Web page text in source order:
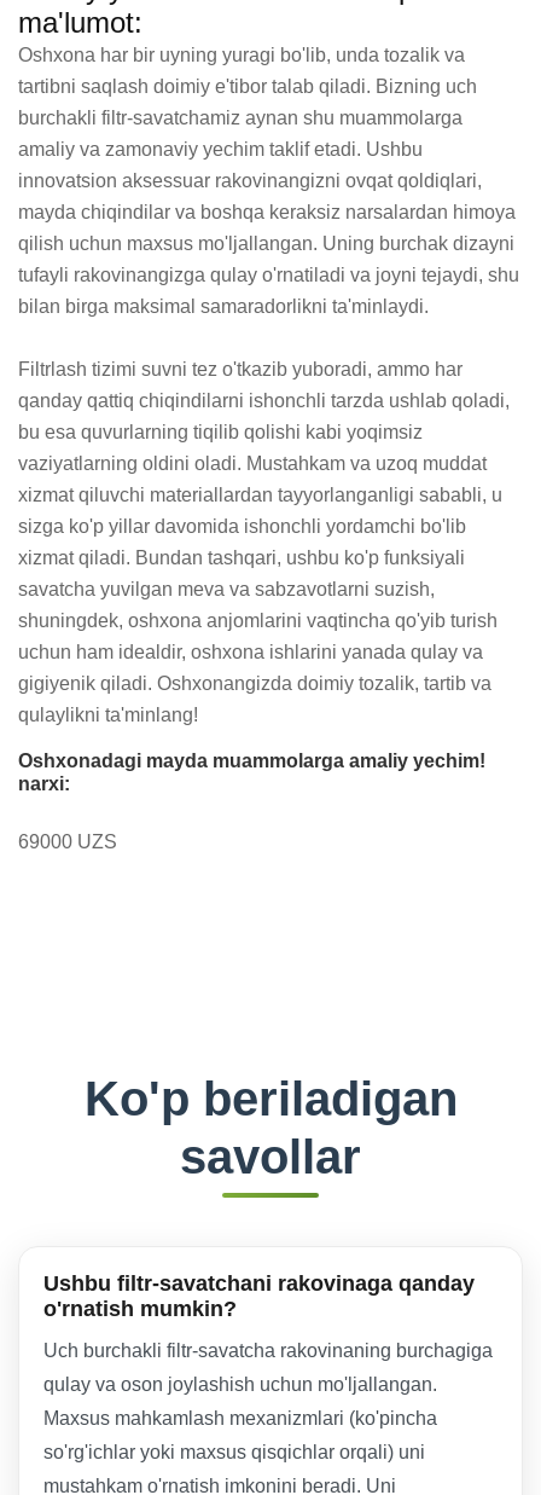
ma'lumot:
Oshxona har bir uyning yuragi bo'lib, unda tozalik va
tartibni saqlash doimiy e'tibor talab qiladi. Bizning uch
burchakli filtr-savatchamiz aynan shu muammolarga
amaliy va zamonaviy yechim taklif etadi. Ushbu
innovatsion aksessuar rakovinangizni ovqat qoldiqlari,
mayda chiqindilar va boshqa keraksiz narsalardan himoya
qilish uchun maxsus mo'ljallangan. Uning burchak dizayni
tufayli rakovinangizga qulay o'rnatiladi va joyni tejaydi, shu
bilan birga maksimal samaradorlikni ta'minlaydi.
Filtrlash tizimi suvni tez o'tkazib yuboradi, ammo har
qanday qattiq chiqindilarni ishonchli tarzda ushlab qoladi,
bu esa quvurlarning tiqilib qolishi kabi yoqimsiz
vaziyatlarning oldini oladi. Mustahkam va uzoq muddat
xizmat qiluvchi materiallardan tayyorlanganligi sababli, u
sizga ko'p yillar davomida ishonchli yordamchi bo'lib
xizmat qiladi. Bundan tashqari, ushbu ko'p funksiyali
savatcha yuvilgan meva va sabzavotlarni suzish,
shuningdek, oshxona anjomlarini vaqtincha qo'yib turish
uchun ham idealdir, oshxona ishlarini yanada qulay va
gigiyenik qiladi. Oshxonangizda doimiy tozalik, tartib va
qulaylikni ta'minlang!
Oshxonadagi mayda muammolarga amaliy yechim!
narxi:
69000 UZS
Ko'p beriladigan
savollar
Ushbu filtr-savatchani rakovinaga qanday
o'rnatish mumkin?
Uch burchakli filtr-savatcha rakovinaning burchagiga
qulay va oson joylashish uchun mo'ljallangan.
Maxsus mahkamlash mexanizmlari (ko'pincha
so'rg'ichlar yoki maxsus qisqichlar orqali) uni
mustahkam o'rnatish imkonini beradi. Uni